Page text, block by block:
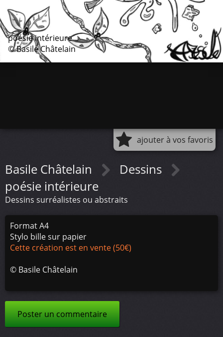
poésie intérieure
© Basile Châtelain
ajouter à vos favoris
Basile Châtelain
Dessins
poésie intérieure
Dessins surréalistes ou abstraits
Format A4
Stylo bille sur papier
Cette création est en vente (50€)
© Basile Châtelain
Poster un commentaire